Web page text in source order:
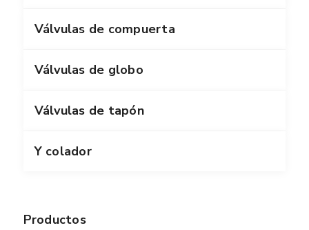
Válvulas de compuerta
Válvulas de globo
Válvulas de tapón
Y colador
Productos